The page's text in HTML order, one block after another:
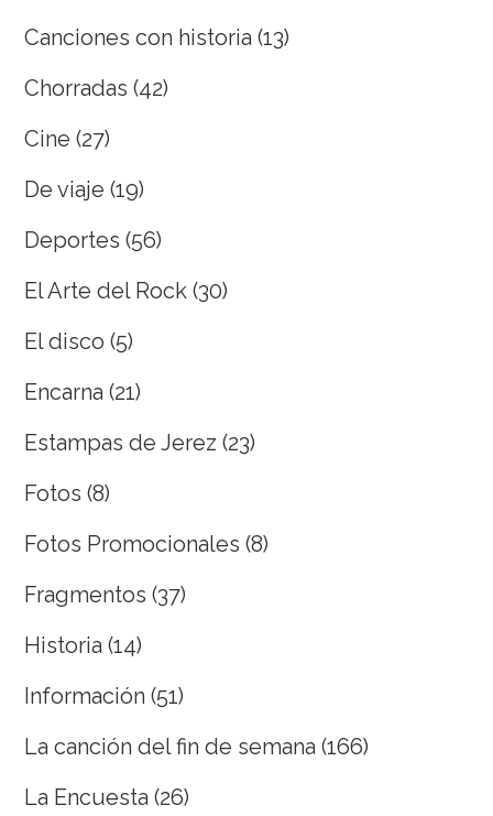
Canciones con historia (13)
Chorradas (42)
Cine (27)
De viaje (19)
Deportes (56)
El Arte del Rock (30)
El disco (5)
Encarna (21)
Estampas de Jerez (23)
Fotos (8)
Fotos Promocionales (8)
Fragmentos (37)
Historia (14)
Información (51)
La canción del fin de semana (166)
La Encuesta (26)